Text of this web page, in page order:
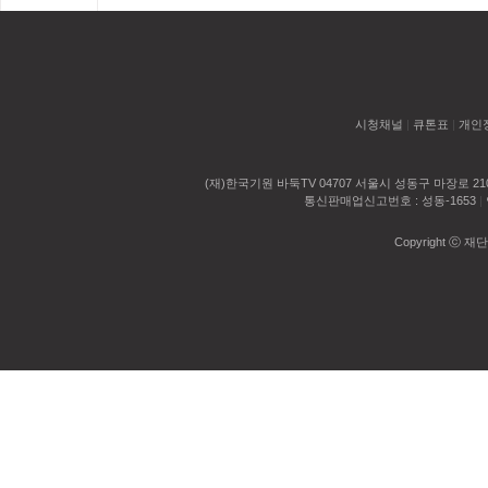
시청채널 | 큐톤표 | 개인
(재)한국기원 바둑TV 04707 서울시 성동구 마장로
통신판매업신고번호 : 성동-1653 |
Copyright ⓒ 재단